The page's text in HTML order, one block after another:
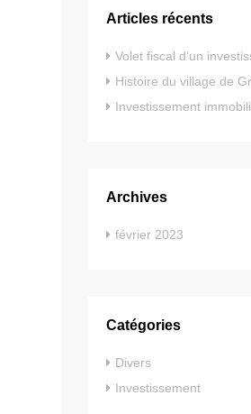
Articles récents
Volet fiscal d’un
Histoire du village de
Investissement
Archives
février 2023
Catégories
Divers
Investissement